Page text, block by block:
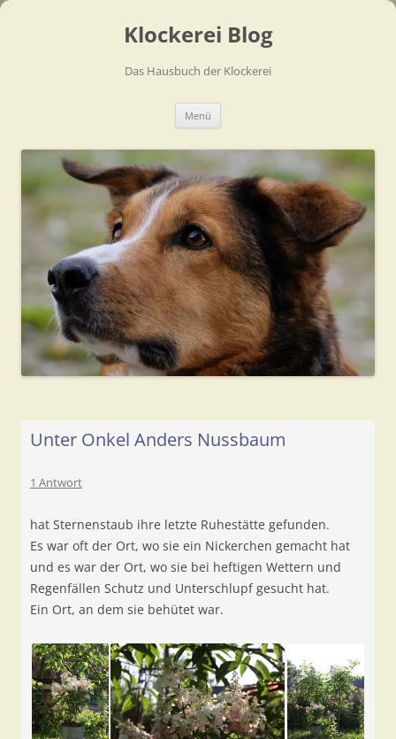
Klockerei Blog
Das Hausbuch der Klockerei
Menü
Unter Onkel Anders Nussbaum
1 Antwort
hat Sternenstaub ihre letzte Ruhestätte gefunden.
Es war oft der Ort, wo sie ein Nickerchen gemacht hat
und es war der Ort, wo sie bei heftigen Wettern und
Regenfällen Schutz und Unterschlupf gesucht hat.
Ein Ort, an dem sie behütet war.